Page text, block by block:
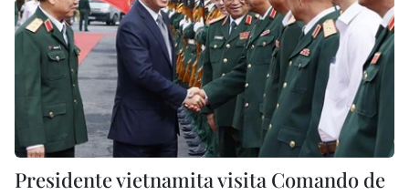
Presidente vietnamita visita Comando de